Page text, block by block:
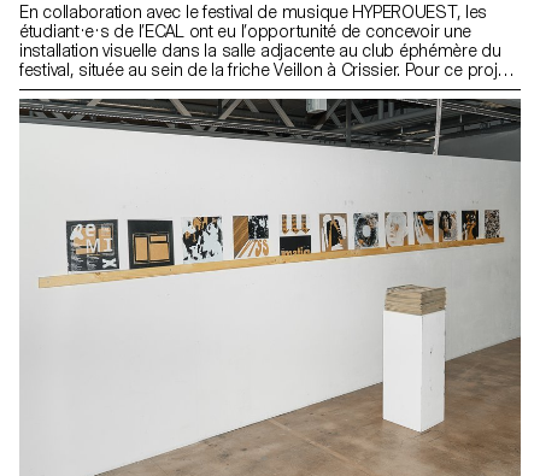
En collaboration avec le festival de musique HYPEROUEST, les
étudiant·e·s de l’ECAL ont eu l’opportunité de concevoir une
installation visuelle dans la salle adjacente au club éphémère du
festival, située au sein de la friche Veillon à Crissier. Pour ce projet,
les étudiant·e·s de 1res années ont travaillé en groupes,
mélangeant les Bachelors Design graphique, Media & Interaction
Design et Photographie. Leur objectif principal était de donner vie
à des séquences visuelles puissantes et créatives autour du
collaborations interdisciplinaires ont stimulé les échanges et
favorisé une cohésion visuelle, reliant les différentes propositions
tout en renforçant l’aspect « laboratoire » et expérimental du projet.